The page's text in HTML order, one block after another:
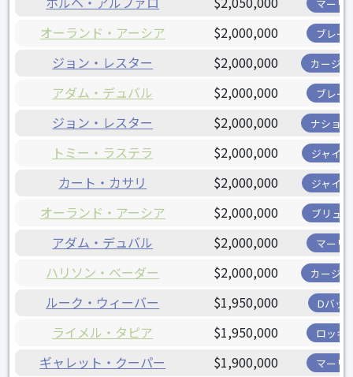
マーリ
オーランド・アーシア $2,000,000 ブレー
ジョン・レスター $2,000,000 カージ
アダム・デュバル $2,000,000 ブレー
ジョン・レスター $2,000,000 ナショ
トミー・ラステラ $2,000,000 ジャイ
カート・カサリ $2,000,000 ジャイ
オーランド・アーシア $2,000,000 ブリュ
アダム・デュバル $2,000,000 マーリ
ハリソン・ベーダー $2,000,000 カージ
ルーク・ウィーバー $1,950,000 Dバッ
ライメル・タピア $1,950,000 ロッキ
ギャレット・クーパー $1,900,000 マーリ